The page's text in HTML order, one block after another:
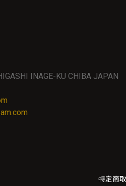
INAGE-KU CHIBA JAPAN
特定商